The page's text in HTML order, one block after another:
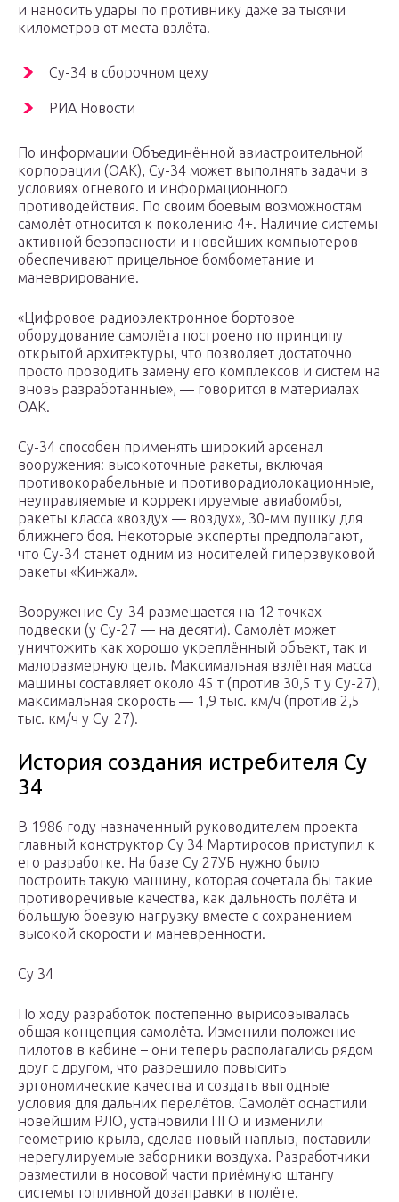
и наносить удары по противнику даже за тысячи
километров от места взлёта.
Су-34 в сборочном цеху
РИА Новости
По информации Объединённой авиастроительной
корпорации (ОАК), Су-34 может выполнять задачи в
условиях огневого и информационного
противодействия. По своим боевым возможностям
самолёт относится к поколению 4+. Наличие системы
активной безопасности и новейших компьютеров
обеспечивают прицельное бомбометание и
маневрирование.
«Цифровое радиоэлектронное бортовое
оборудование самолёта построено по принципу
открытой архитектуры, что позволяет достаточно
просто проводить замену его комплексов и систем на
вновь разработанные», — говорится в материалах
ОАК.
Су-34 способен применять широкий арсенал
вооружения: высокоточные ракеты, включая
противокорабельные и противорадиолокационные,
неуправляемые и корректируемые авиабомбы,
ракеты класса «воздух — воздух», 30-мм пушку для
ближнего боя. Некоторые эксперты предполагают,
что Су-34 станет одним из носителей гиперзвуковой
ракеты «Кинжал».
Вооружение Су-34 размещается на 12 точках
подвески (у Су-27 — на десяти). Самолёт может
уничтожить как хорошо укреплённый объект, так и
малоразмерную цель. Максимальная взлётная масса
машины составляет около 45 т (против 30,5 т у Су-27),
максимальная скорость — 1,9 тыс. км/ч (против 2,5
тыс. км/ч у Су-27).
История создания истребителя Су
34
В 1986 году назначенный руководителем проекта
главный конструктор Су 34 Мартиросов приступил к
его разработке. На базе Су 27УБ нужно было
построить такую машину, которая сочетала бы такие
противоречивые качества, как дальность полёта и
большую боевую нагрузку вместе с сохранением
высокой скорости и маневренности.
Су 34
По ходу разработок постепенно вырисовывалась
общая концепция самолёта. Изменили положение
пилотов в кабине – они теперь располагались рядом
друг с другом, что разрешило повысить
эргономические качества и создать выгодные
условия для дальних перелётов. Самолёт оснастили
новейшим РЛО, установили ПГО и изменили
геометрию крыла, сделав новый наплыв, поставили
нерегулируемые заборники воздуха. Разработчики
разместили в носовой части приёмную штангу
системы топливной дозаправки в полёте.